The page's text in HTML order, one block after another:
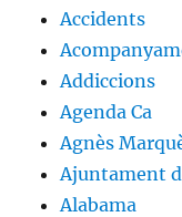
Accidents
Addiccions
Agenda Ca
Agnès
Ajuntament
Alabama